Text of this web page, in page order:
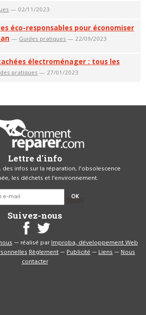
— 02/11/2023
éco-responsables pour économiser
— Guides pratiques — 22/09/2023
électroménager : tous les
pratiques — 27/01/2023
Lettre d'info
des infos sur la réparation, l'obsolescence
les déchets et l'environnement.
OK
Suivez-nous
— réalisé parImproba, développement Web
Règlement—Publicité—Liens—Nous
contacter